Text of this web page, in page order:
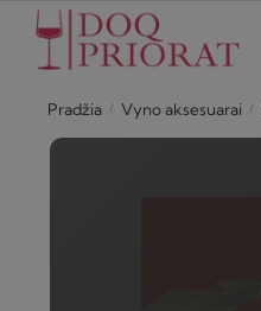
navigation
content
Pradžia / Vyno aksesuarai /